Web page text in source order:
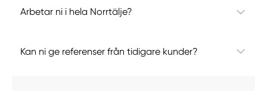
Arbetar ni i hela Norrtälje?
Kan ni ge referenser från tidigare kunder?